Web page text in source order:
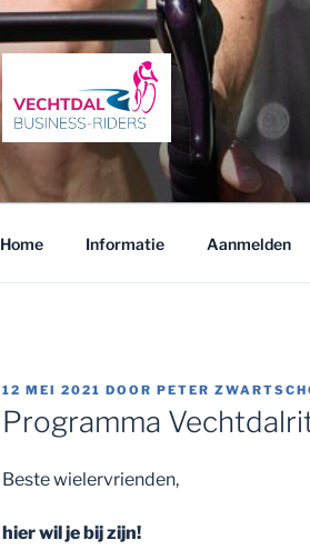
VECHTDAL
Fietsen en netwerken in het Vechtdal
Home Informatie Aanmelden
GEPLAATST
OP
12 MEI 2021 DOOR PETER
Programma
Beste wielervrienden,
hier wil je bij zijn!